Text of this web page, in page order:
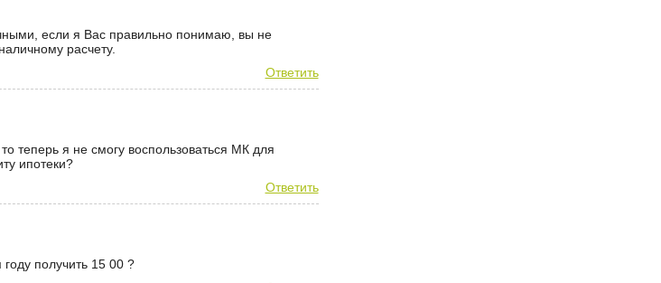
если я Вас правильно понимаю, вы не
расчету.
Ответить
теперь я не смогу воспользоваться МК для
ипотеки?
Ответить
получить 15 00 ?